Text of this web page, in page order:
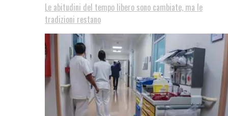
Le abitudini del tempo libero sono cambiate, ma le
tradizioni restano